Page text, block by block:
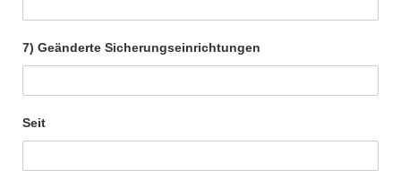
7) Geänderte Sicherungseinrichtungen
Seit